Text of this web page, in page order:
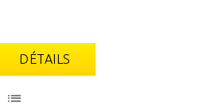
DÉTAILS